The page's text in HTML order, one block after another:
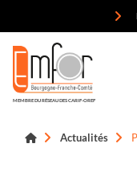
MEMBRE DU RÉSEAU DES CARIF-OREF
Actualités
Panneau de gestion